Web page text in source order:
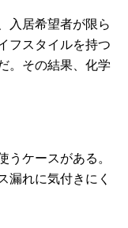
入居希望者が限ら
フスタイルを持つ
。その結果、化学
うケースがある。
漏れに気付きにく